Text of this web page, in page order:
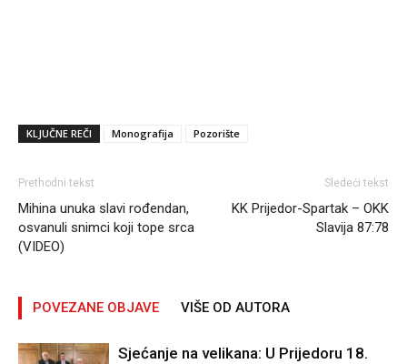
KLJUČNE REČI Monografija Pozorište
Prethodni tekst
Mihina unuka slavi rođendan,
osvanuli snimci koji tope srca
(VIDEO)
Sledeći tekst
KK Prijedor-Spartak – OKK
Slavija 87:78
POVEZANE OBJAVE VIŠE OD AUTORA
Sjećanje na velikana: U Prijedoru 18.